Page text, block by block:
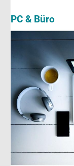
PC & Büro